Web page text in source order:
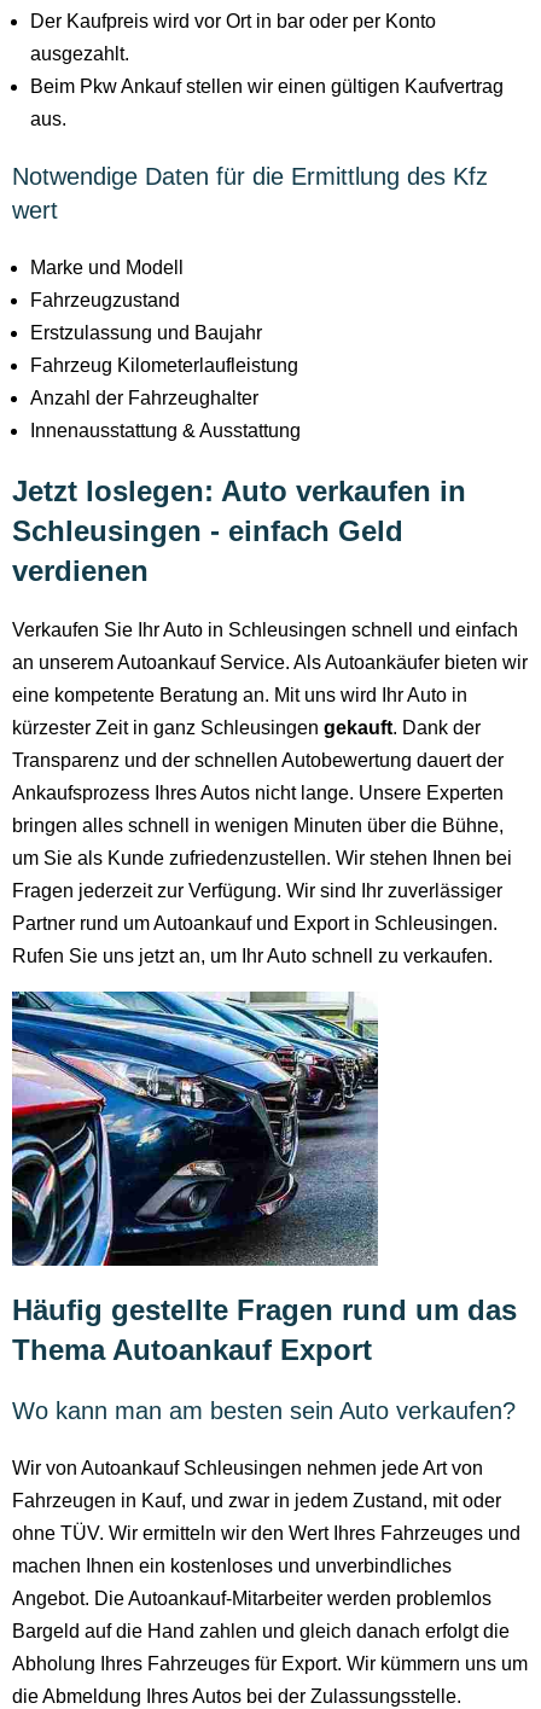
Der Kaufpreis wird vor Ort in bar oder per Konto
ausgezahlt.
Beim Pkw Ankauf stellen wir einen gültigen Kaufvertrag
aus.
Notwendige Daten für die Ermittlung des Kfz
wert
Marke und Modell
Fahrzeugzustand
Erstzulassung und Baujahr
Fahrzeug Kilometerlaufleistung
Anzahl der Fahrzeughalter
Innenausstattung & Ausstattung
Jetzt loslegen: Auto verkaufen in
Schleusingen - einfach Geld
verdienen
Verkaufen Sie Ihr Auto in Schleusingen schnell und einfach
an unserem Autoankauf Service. Als Autoankäufer bieten wir
eine kompetente Beratung an. Mit uns wird Ihr Auto in
kürzester Zeit in ganz Schleusingen gekauft. Dank der
Transparenz und der schnellen Autobewertung dauert der
Ankaufsprozess Ihres Autos nicht lange. Unsere Experten
bringen alles schnell in wenigen Minuten über die Bühne,
um Sie als Kunde zufriedenzustellen. Wir stehen Ihnen bei
Fragen jederzeit zur Verfügung. Wir sind Ihr zuverlässiger
Partner rund um Autoankauf und Export in Schleusingen.
Rufen Sie uns jetzt an, um Ihr Auto schnell zu verkaufen.
Häufig gestellte Fragen rund um das
Thema Autoankauf Export
Wo kann man am besten sein Auto verkaufen?
Wir von Autoankauf Schleusingen nehmen jede Art von
Fahrzeugen in Kauf, und zwar in jedem Zustand, mit oder
ohne TÜV. Wir ermitteln wir den Wert Ihres Fahrzeuges und
machen Ihnen ein kostenloses und unverbindliches
Angebot. Die Autoankauf-Mitarbeiter werden problemlos
Bargeld auf die Hand zahlen und gleich danach erfolgt die
Abholung Ihres Fahrzeuges für Export. Wir kümmern uns um
die Abmeldung Ihres Autos bei der Zulassungsstelle.